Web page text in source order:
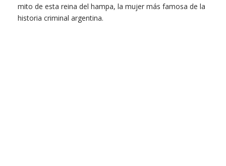
mito de esta reina del hampa, la mujer más famosa de la
historia criminal argentina.